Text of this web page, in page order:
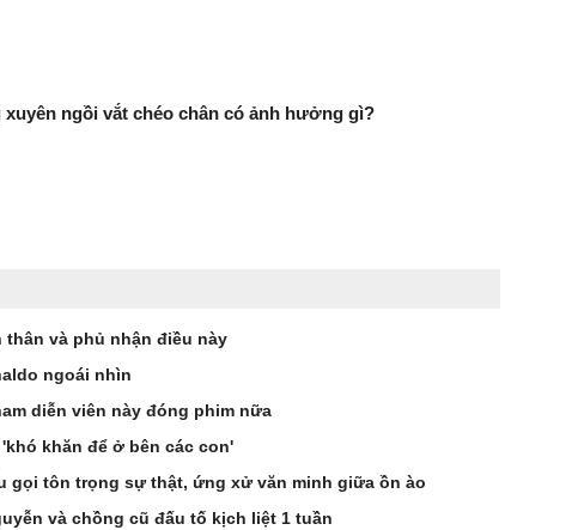
ngồi vắt chéo chân có ảnh hưởng gì?
thân và phủ nhận điều này
ngoái nhìn
diễn viên này đóng phim nữa
khăn để ở bên các con'
gọi tôn trọng sự thật, ứng xử văn minh giữa ồn ào
và chồng cũ đấu tố kịch liệt 1 tuần